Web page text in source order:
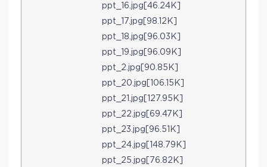
ppt_16.jpg[46.24K]
ppt_17.jpg[98.12K]
ppt_18.jpg[96.03K]
ppt_19.jpg[96.09K]
ppt_2.jpg[90.85K]
ppt_20.jpg[106.15K]
ppt_21.jpg[127.95K]
ppt_22.jpg[69.47K]
ppt_23.jpg[96.51K]
ppt_24.jpg[148.79K]
ppt_25.jpg[76.82K]